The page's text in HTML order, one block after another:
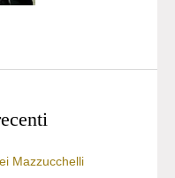
Mazzucchelli